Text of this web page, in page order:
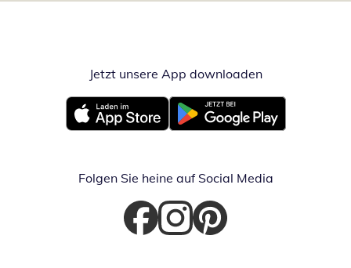
Jetzt unsere App downloadenÖffnet in
Öffnet in neuem FensterÖffnet in neuem Fenster
Folgen Sie heine auf Social Media
Öffnet in neuem Fenster
Öffnet in neuem Fenster
Öffnet in neuem Fenster